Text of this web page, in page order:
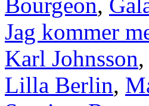
Jag kommer
Karl Johnsson,
Lilla Berlin,